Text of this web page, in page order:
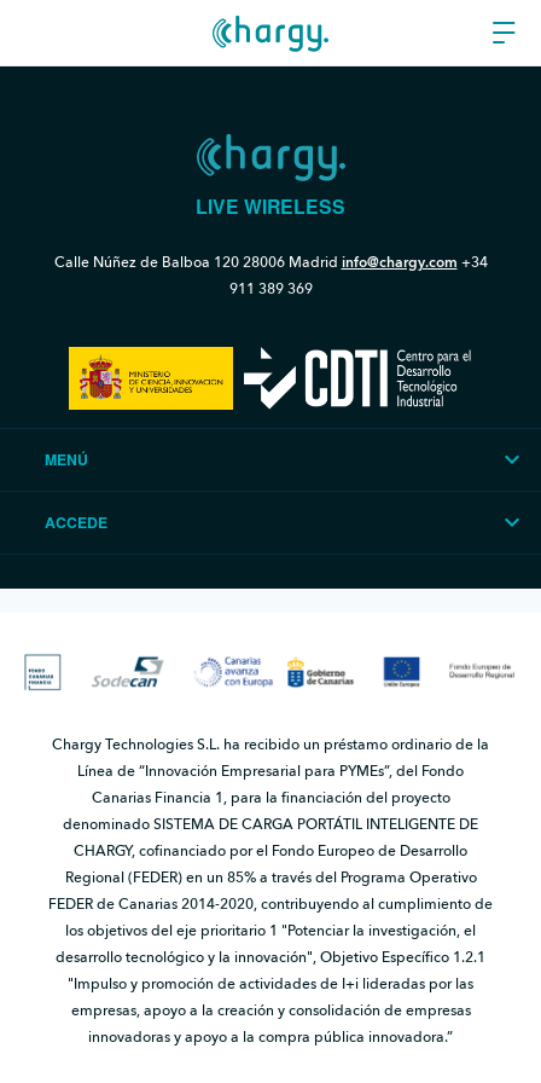
LIVE WIRELESS
Calle Núñez de Balboa 12028006 Madrid info@chargy.com +34
911 389 369
MENÚ
ACCEDE
Chargy Technologies S.L. ha recibido un préstamo ordinario de la
Línea de “Innovación Empresarial para PYMEs”, del Fondo
Canarias Financia 1, para la financiación del proyecto
denominado SISTEMA DE CARGA PORTÁTIL INTELIGENTE DE
CHARGY, cofinanciado por el Fondo Europeo de Desarrollo
Regional (FEDER) en un 85% a través del Programa Operativo
FEDER de Canarias 2014-2020, contribuyendo al cumplimiento de
los objetivos del eje prioritario 1 "Potenciar la investigación, el
desarrollo tecnológico y la innovación", Objetivo Específico 1.2.1
"Impulso y promoción de actividades de I+i lideradas por las
empresas, apoyo a la creación y consolidación de empresas
innovadoras y apoyo a la compra pública innovadora.”